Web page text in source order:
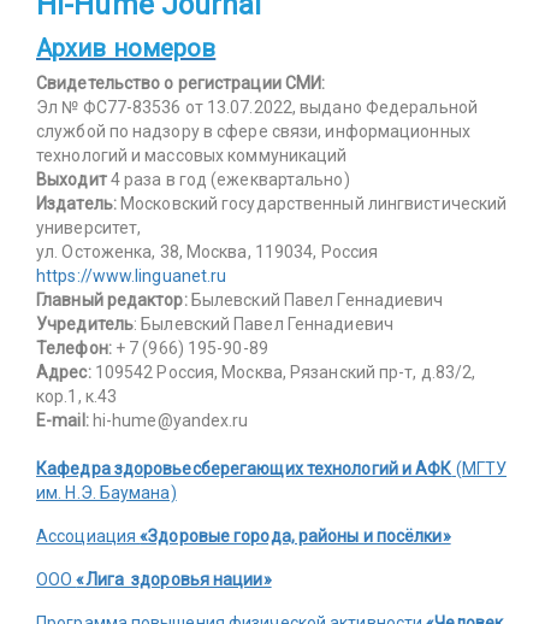
Архив номеров
Свидетельство о регистрации СМИ:
Эл № ФС77-83536 от 13.07.2022, выдано Федеральной
службой по надзору в сфере связи, информационных
технологий и массовых коммуникаций
Выходит4 раза в год (ежеквартально)
Издатель:Московский государственный лингвистический
университет,
ул. Остоженка, 38, Москва, 119034, Россия
https://www.linguanet.ru
Главный редактор: Былевский Павел Геннадиевич
Учредитель: Былевский Павел Геннадиевич
Телефон: + 7 (966) 195-90-89
Адрес: 109542 Россия, Москва, Рязанский пр-т, д.83/2,
кор.1, к.43
E-mail: hi-hume@yandex.ru
Кафедра здоровьесберегающих технологий и АФК (МГТУ
им. Н.Э. Баумана)
Ассоциация«Здоровые города, районы и посёлки»
ООО«Лига здоровья нации»